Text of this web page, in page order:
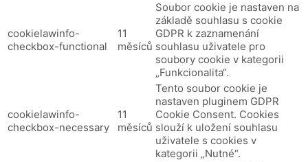
cookielawinfo-
checkbox-functional
11
měsíců
Soubor cookie je nastaven na
základě souhlasu s cookie
GDPR k zaznamenání
souhlasu uživatele pro
soubory cookie v kategorii
„Funkcionalita“.
cookielawinfo-
checkbox-necessary
11
měsíců
Tento soubor cookie je
nastaven pluginem GDPR
Cookie Consent. Cookies
slouží k uložení souhlasu
uživatele s cookies v
kategorii „Nutné“.